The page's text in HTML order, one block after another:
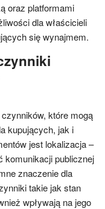
oraz platformami
dla właścicieli
się wynajmem.
które mogą
kupujących, jak i
jest lokalizacja –
komunikacji publicznej
znaczenie dla
takie jak stan
wpływają na jego